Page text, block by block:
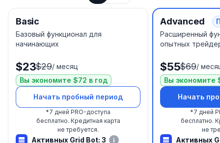
Basic
Базовый функционал для
начинающих
$23$29/ месяц
Вы экономите $72 в год
Начать пробный период
*7 дней PRO-доступа
бесплатно. Кредитная карта
не требуется.
Активных Grid Bot: 3
Advanced
Расширенный
опытных
$55$69/
Вы экономите
Начать
*7 дней
бесплатно.
не
Активных